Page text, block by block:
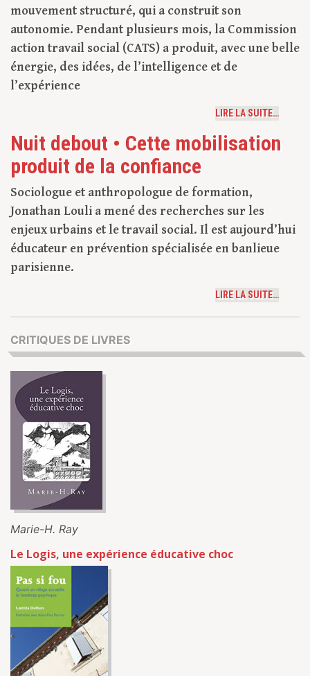
mouvement structuré, qui a construit son
autonomie. Pendant plusieurs mois, la Commission
action travail social (CATS) a produit, avec une belle
énergie, des idées, de l’intelligence et de
l’expérience
LIRE LA SUITE…
Nuit debout • Cette mobilisation
produit de la confiance
Sociologue et anthropologue de formation,
Jonathan Louli a mené des recherches sur les
enjeux urbains et le travail social. Il est aujourd’hui
éducateur en prévention spécialisée en banlieue
parisienne.
LIRE LA SUITE…
CRITIQUES DE LIVRES
Marie-H. Ray
Le Logis, une expérience éducative choc